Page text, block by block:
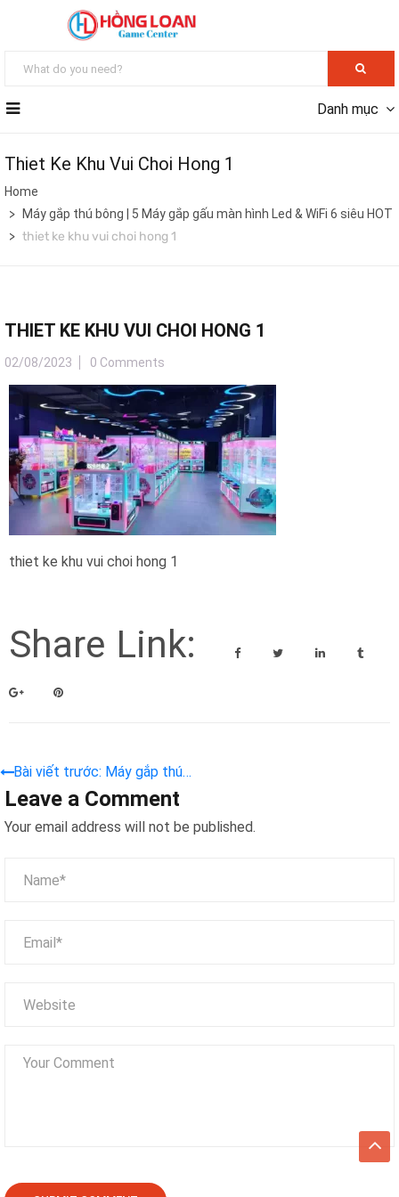
Danh mục
Thiet Ke Khu Vui Choi Hong 1
Home
Máy gắp thú bông | 5 Máy gắp gấu màn hình Led & WiFi 6 siêu HOT
thiet ke khu vui choi hong 1
THIET KE KHU VUI CHOI HONG 1
02/08/2023 0 Comments
thiet ke khu vui choi hong 1
Share Link:
Bài viết trước: Máy gắp thú
bông | 5 Máy gắp gấu màn
hình Led & WiFi 6 siêu HOT
Leave a Comment
Your email address will not be published.